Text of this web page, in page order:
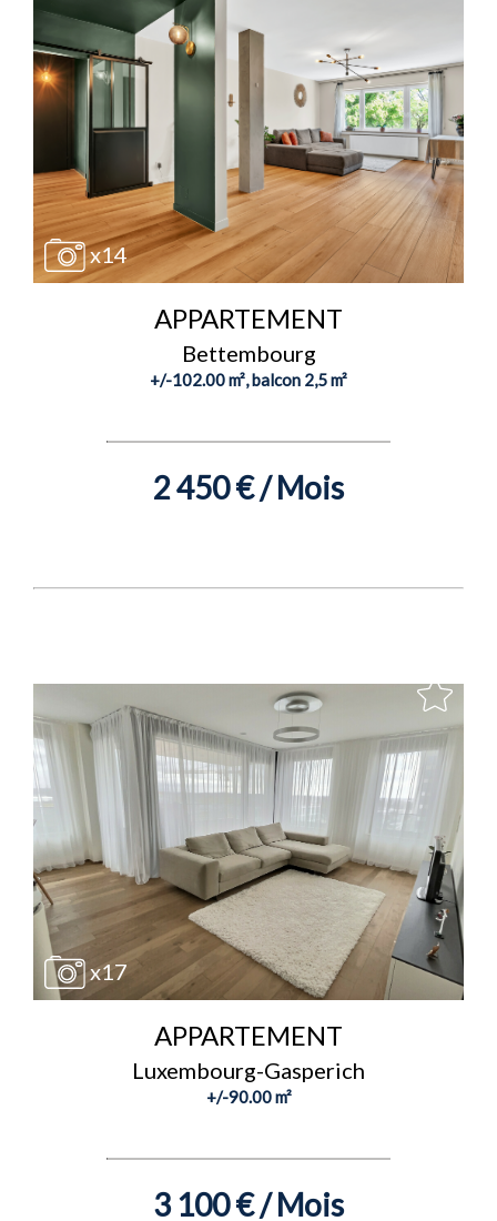
x14
APPARTEMENT
Bettembourg
+/-102.00 m², balcon 2,5 m²
2 450 € / Mois
x17
APPARTEMENT
Luxembourg-Gasperich
+/-90.00 m²
3 100 € / Mois